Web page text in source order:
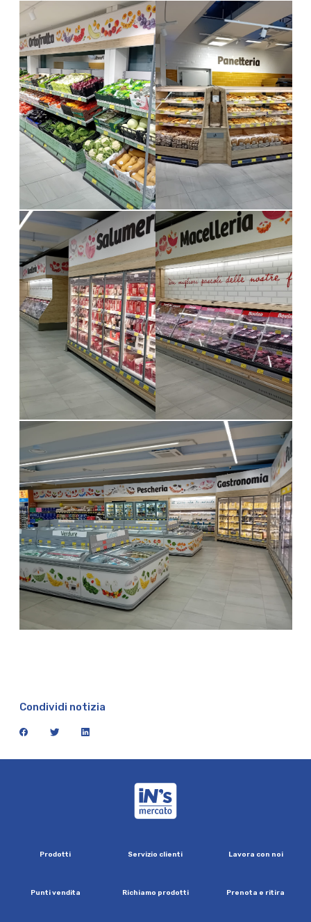
Condividi notizia
facebook twitter linkedin
Prodotti Servizio clienti Lavora con noi
Puntivendita Richiamo prodotti Prenota e ritira